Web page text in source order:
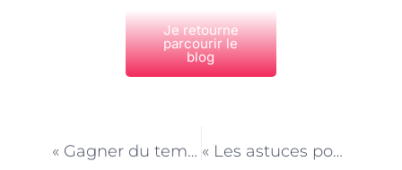
Je retourne
parcourir le
blog
« Gagner du temps et manger sainement avec un préparateur de repas à domicile à Paris » « Les astuces pour planifier vos repas avec un préparateur à domicile à Paris »